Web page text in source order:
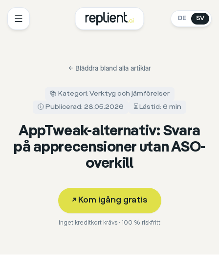
DE SV
← Bläddra bland alla artiklar
📚 Kategori: Verktyg och jämförelser
🕖 Publicerad: 28.05.2026
⏳ Lästid: 6 min
AppTweak-alternativ: Svara
på apprecensioner utan ASO-
overkill
↗ Kom igång gratis
inget kreditkort krävs · 100 % riskfritt